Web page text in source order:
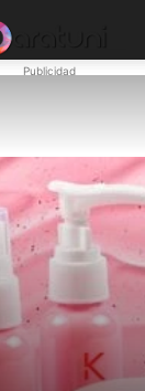
Publicidad